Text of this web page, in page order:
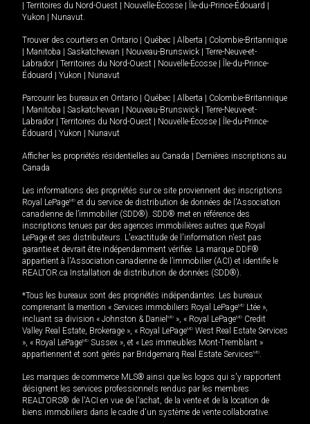
Territoires du Nord-Ouest Nouvelle-Écosse Île-du-Prince-Édouard
Yukon
Nunavut.
Trouver des courtiers en Ontario Québec Alberta
Colombie-Britannique
Manitoba Saskatchewan Nouveau-Brunswick
Terre-Neuve-et-
Labrador
Territoires du Nord-Ouest Nouvelle-Écosse
Île-du-Prince-
Édouard
Yukon Nunavut
Parcourir les bureaux en Ontario Québec Alberta
Colombie-Britannique
Manitoba Saskatchewan Nouveau-Brunswick
Terre-Neuve-et-
Labrador
Territoires du Nord-Ouest Nouvelle-Écosse
Île-du-Prince-
Édouard
Yukon Nunavut
Afficher les propriétés résidentielles au Canada
Dernières inscriptions au
Canada
Les informations des propriétés sur ce site proviennent des inscriptions
Royal LePageMD et du service de distribution de données de l'Association
canadienne de l’immobilier (SDD®). SDD® met en référence des
inscriptions tenues par des agences immobilières autres que Royal
LePage et ses distributeurs. L'exactitude de l'information n'est pas
garantie et devrait être indépendamment vérifiée. La marque DDF®
appartient à l'Association canadienne de l’immobilier (ACI) et identifie le
REALTOR.ca Installation de distribution de données (SDD®).
*Tous les bureaux sont des propriétés indépendantes. Les bureaux
comprenant la mention « Services immobiliers Royal LePageMD Ltée »,
incluant sa division « Johnston & Daniel MD », « Royal LePageMD Credit
Valley Real Estate, Brokerage », « Royal LePageMD West Real Estate Services
», « Royal LePageMD Sussex », et « Les immeubles Mont-Tremblant »
appartiennent et sont gérés par Bridgemarq Real Estate ServicesMD.
Les marques de commerce MLS® ainsi que les logos qui s'y rapportent
désignent les services professionnels rendus par les membres
REALTORS® de l'ACI en vue de l'achat, de la vente et de la location de
biens immobiliers dans le cadre d'un système de vente collaborative.